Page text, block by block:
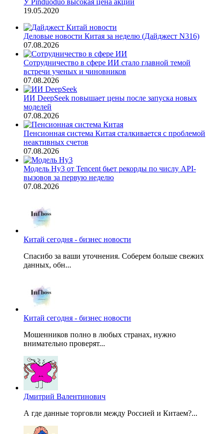
У Pinduoduo высокая цена акций
19.05.2020
Деловые новости Китая за неделю (Дайджест N316)
07.08.2026
Сотрудничество в сфере ИИ стало главной темой
встречи ученых и чиновников
07.08.2026
ИИ DeepSeek повышает цены после запуска новых
моделей
07.08.2026
Пенсионная система Китая сталкивается с проблемой
неактивных счетов
07.08.2026
Модель Hy3 от Tencent бьет рекорды по числу API-
вызовов за первую неделю
07.08.2026
Китай сегодня - бизнес новости
Спасибо за ваши уточнения. Соберем больше свежих
данных, обн...
Китай сегодня - бизнес новости
Мошенников полно в любых странах, нужно
внимательно проверят...
Дмитрий Валентинович
А где данные торговли между Россией и Китаем?...